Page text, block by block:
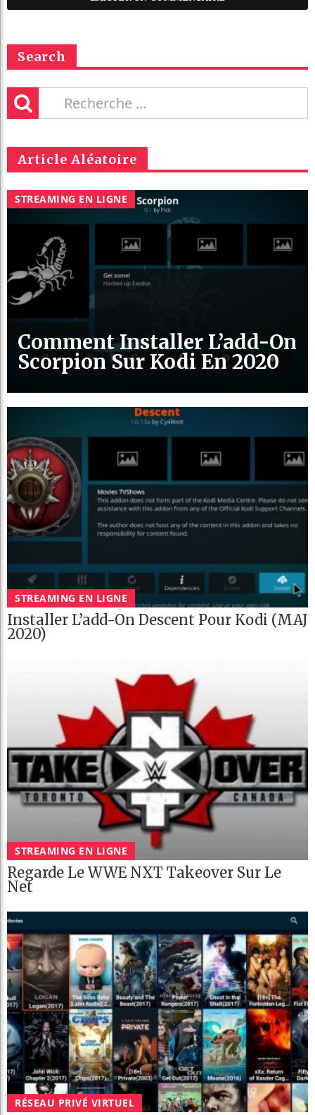
Search
Article Aléatoire
STREAMING EN LIGNE
Comment Installer L’add-On
Scorpion Sur Kodi En 2020
STREAMING EN LIGNE
Installer L’add-On Descent Pour Kodi (MAJ
2020)
STREAMING EN LIGNE
Regarde Le WWE NXT Takeover Sur Le
Net
RÉSEAU PRIVÉ VIRTUEL